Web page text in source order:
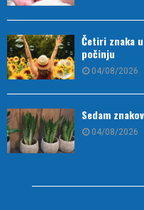
Četiri znaka
počinju
04/08/2026
Sedam
04/08/2026